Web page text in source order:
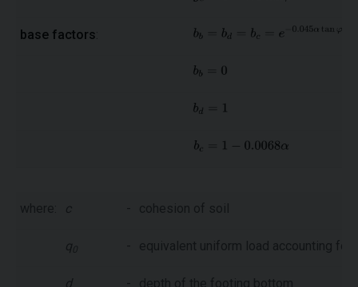
base factors
where: c - cohesion of soil
q - equivalent uniform load accounting
d - depth of the footing bottom